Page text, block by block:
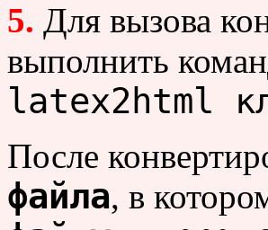
5. Для вызова
выполнить
latex2html
После
файла, в